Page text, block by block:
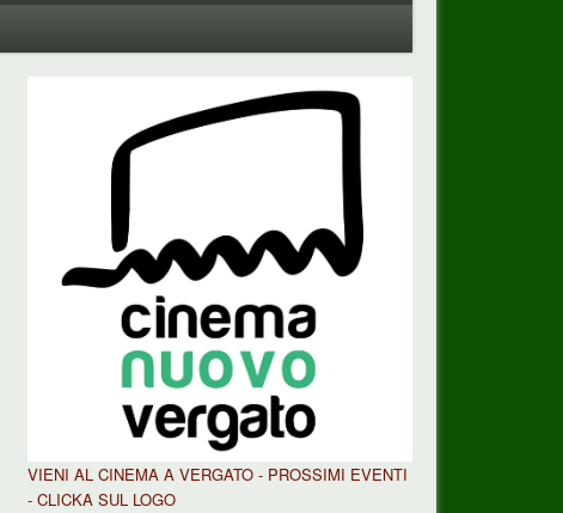
VIENI AL CINEMA A VERGATO - PROSSIMI EVENTI
- CLICKA SUL LOGO